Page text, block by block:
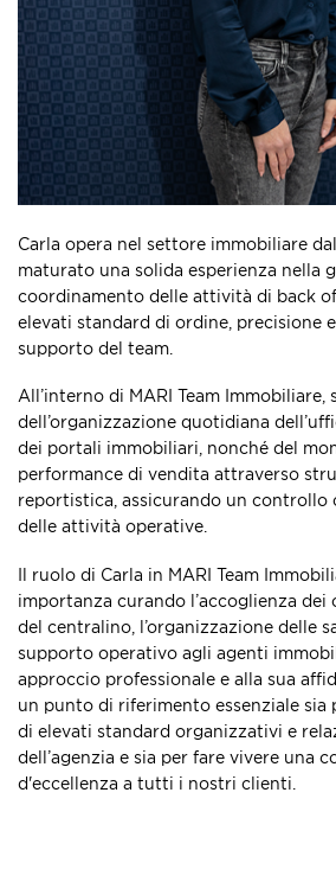
Carla opera nel settore immobiliare
maturato una solida esperienza nella
coordinamento delle attività di back
elevati standard di ordine, precisione
supporto del team.
All’interno di MARI Team Immobiliare,
dell’organizzazione quotidiana
dei portali immobiliari, nonché del
performance di vendita attraverso
reportistica, assicurando un controllo
delle attività operative.
Il ruolo di Carla in MARI Team
importanza curando l’accoglienza dei
del centralino, l’organizzazione delle
supporto operativo agli agenti
approccio professionale e alla sua
un punto di riferimento essenziale sia
di elevati standard organizzativi e
dell’agenzia e sia per fare vivere una
d'eccellenza a tutti i nostri clienti.